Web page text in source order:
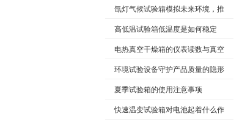
功能介绍
氙灯气候试验箱模拟未来环境，推
动科学研究与创新
高低温试验箱低温度是如何稳定
的？电热真空干燥箱的仪表读数与真空
室里的玻棒温度计读数差异很大的原
环境试验设备守护产品质量的隐形
卫士夏季试验箱的使用注意事项
快速温变试验箱对电池起着什么作